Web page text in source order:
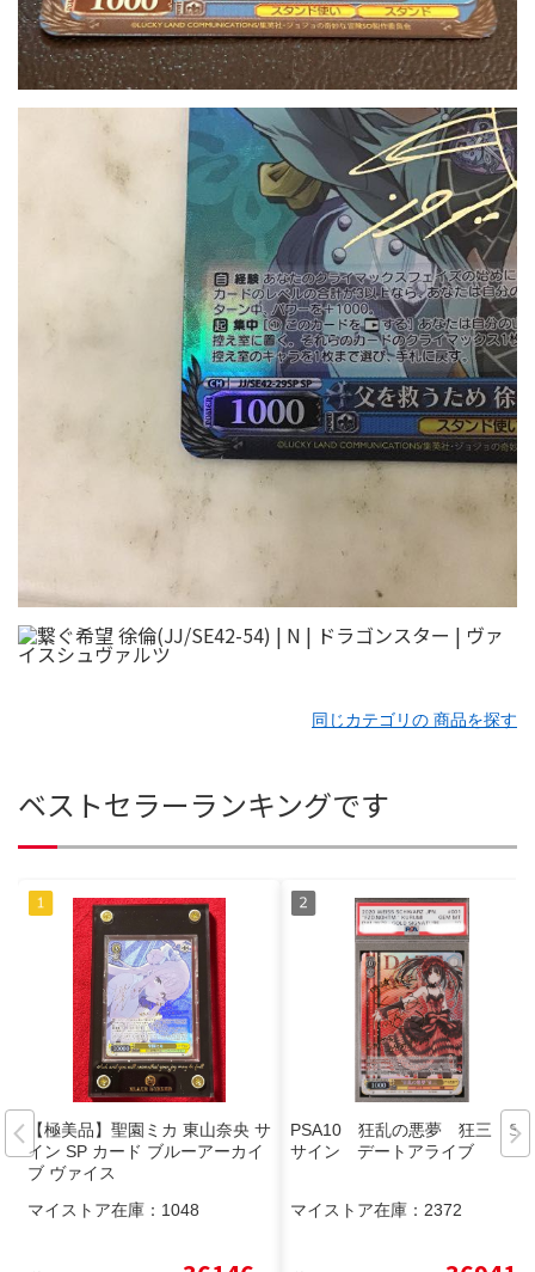
同じカテゴリの 商品を探す
ベストセラーランキングです
【極美品】聖園ミカ 東山奈央 サ
イン SP カード ブルーアーカイ
ブ ヴァイス
マイストア在庫： 1048
PSA10 狂乱の悪夢 狂三 SP
サイン デートアライブ
マイストア在庫： 2372